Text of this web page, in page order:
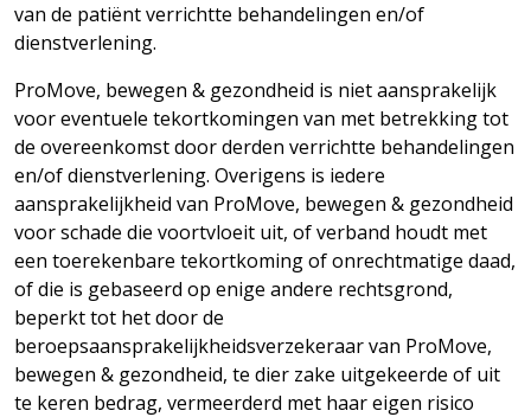
van de patiënt verrichtte behandelingen en/of
dienstverlening.
ProMove, bewegen & gezondheid is niet aansprakelijk
voor eventuele tekortkomingen van met betrekking tot
de overeenkomst door derden verrichtte behandelingen
en/of dienstverlening. Overigens is iedere
aansprakelijkheid van ProMove, bewegen & gezondheid
voor schade die voortvloeit uit, of verband houdt met
een toerekenbare tekortkoming of onrechtmatige daad,
of die is gebaseerd op enige andere rechtsgrond,
beperkt tot het door de
beroepsaansprakelijkheidsverzekeraar van ProMove,
bewegen & gezondheid, te dier zake uitgekeerde of uit
te keren bedrag, vermeerderd met haar eigen risico